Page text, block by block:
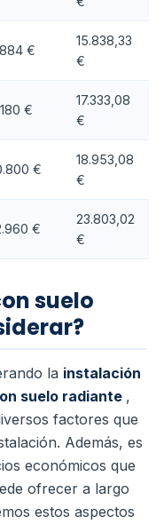
€
15.838,33
€
€
17.333,08
€
€
18.953,08
€
€
23.803,02
€
suelo
la instalación
suelo radiante ,
factores que
Además, es
económicos que
ofrecer a largo
estos aspectos